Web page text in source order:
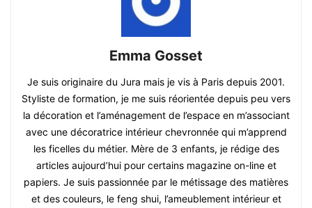
Emma Gosset
Je suis originaire du Jura mais je vis à Paris depuis 2001.
Styliste de formation, je me suis réorientée depuis peu vers
la décoration et l’aménagement de l’espace en m’associant
avec une décoratrice intérieur chevronnée qui m’apprend
les ficelles du métier. Mère de 3 enfants, je rédige des
articles aujourd’hui pour certains magazine on-line et
papiers. Je suis passionnée par le métissage des matières
et des couleurs, le feng shui, l’ameublement intérieur et